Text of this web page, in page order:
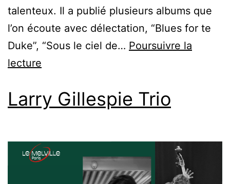
talenteux. Il a publié plusieurs albums que
l’on écoute avec délectation, “Blues for te
Duke”, “Sous le ciel de… Poursuivre la
lecture
Larry Gillespie Trio